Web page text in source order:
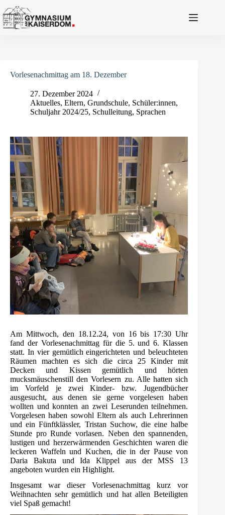
Inhalt
springen
Vorlesenachmittag am 18. Dezember
27. Dezember 2024
Aktuelles, Eltern, Grundschule, Schüler:innen,
Schuljahr 2024/25, Schulleitung, Sprachen
Am Mittwoch, den 18.12.24, von 16 bis 17:30 Uhr
fand der Vorlesenachmittag für die 5. und 6. Klassen
statt. In vier gemütlich eingerichteten und beleuchteten
Räumen machten es sich die circa 25 Kinder mit
Decken und Kissen gemütlich und hörten
mucksmäuschenstill den Vorlesern zu. Alle hatten sich
im Vorfeld je zwei Kinder- bzw. Jugendbücher
ausgesucht, aus denen sie gerne vorgelesen haben
wollten und konnten an zwei Leserunden teilnehmen.
Vorgelesen haben sowohl Eltern als auch Lehrerinnen
und ein Fünftklässler, Tristan Suchow, die eine halbe
Stunde pro Runde vorlasen. Neben den spannenden,
lustigen und herzerwärmenden Geschichten waren die
leckeren Waffeln und Kuchen, die in der Pause von
Daria Bakuta und Ida Klippel aus der MSS 13
angeboten wurden ein Highlight.
Insgesamt war dieser Vorlesenachmittag kurz vor
Weihnachten sehr gemütlich und hat allen Beteiligten
viel Spaß gemacht!